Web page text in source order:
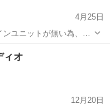
4月25日
ユニットが無い為、動
いました！
ィオ
12月20日